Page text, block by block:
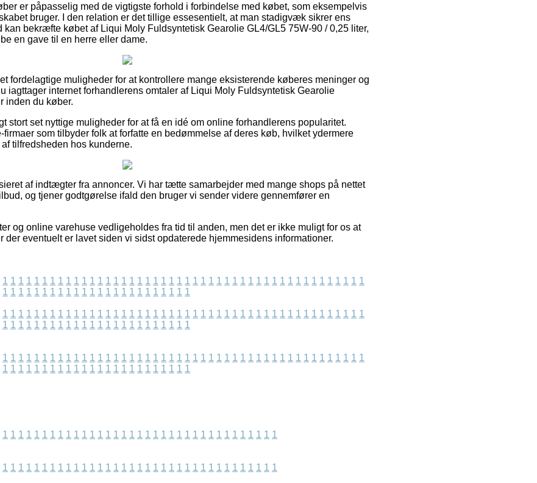
er påpasselig med de vigtigste forhold i forbindelse med købet, som eksempelvis
bruger. I den relation er det tillige essesentielt, at man stadigvæk sikrer ens
kan bekræfte købet af Liqui Moly Fuldsyntetisk Gearolie GL4/GL5 75W-90 / 0,25 liter,
en gave til en herre eller dame.
fordelagtige muligheder for at kontrollere mange eksisterende køberes meninger og
iagttager internet forhandlerens omtaler af Liqui Moly Fuldsyntetisk Gearolie
inden du køber.
stort set nyttige muligheder for at få en idé om online forhandlerens popularitet.
som tilbyder folk at forfatte en bedømmelse af deres køb, hvilket ydermere
tilfredsheden hos kunderne.
af indtægter fra annoncer. Vi har tætte samarbejder med mange shops på nettet
og tjener godtgørelse ifald den bruger vi sender videre gennemfører en
og online varehuse vedligeholdes fra tid til anden, men det er ikke muligt for os at
der eventuelt er lavet siden vi sidst opdaterede hjemmesidens informationer.
1 1 1 1 1 1 1 1 1 1 1 1 1 1 1 1 1 1 1 1 1 1 1 1 1 1 1 1 1 1 1 1 1 1 1 1 1 1 1 1 1 1 1 1 1 1
1 1 1 1 1 1 1 1 1 1 1 1 1 1 1 1 1 1 1 1 1 1 1 1
1 1 1 1 1 1 1 1 1 1 1 1 1 1 1 1 1 1 1 1 1 1 1 1 1 1 1 1 1 1 1 1 1 1 1 1 1 1 1 1 1 1 1 1 1 1
1 1 1 1 1 1 1 1 1 1 1 1 1 1 1 1 1 1 1 1 1 1 1 1
1 1 1 1 1 1 1 1 1 1 1 1 1 1 1 1 1 1 1 1 1 1 1 1 1 1 1 1 1 1 1 1 1 1 1 1 1 1 1 1 1 1 1 1 1 1
1 1 1 1 1 1 1 1 1 1 1 1 1 1 1 1 1 1 1 1 1 1 1 1
1 1 1 1 1 1 1 1 1 1 1 1 1 1 1 1 1 1 1 1 1 1 1 1 1 1 1 1 1 1 1 1 1 1 1
1 1 1 1 1 1 1 1 1 1 1 1 1 1 1 1 1 1 1 1 1 1 1 1 1 1 1 1 1 1 1 1 1 1 1